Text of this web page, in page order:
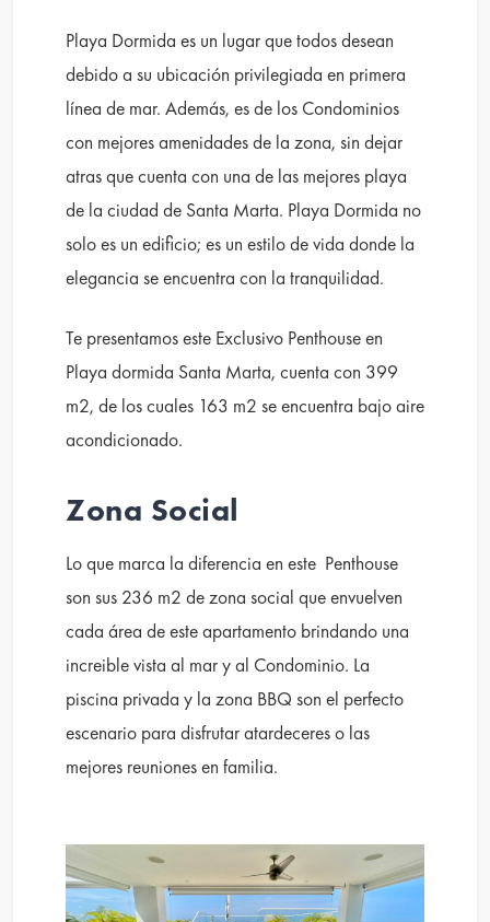
Playa Dormida es un lugar que todos desean
debido a su ubicación privilegiada en primera
línea de mar. Además, es de los Condominios
con mejores amenidades de la zona, sin dejar
atras que cuenta con una de las mejores playa
de la ciudad de Santa Marta. Playa Dormida no
solo es un edificio; es un estilo de vida donde la
elegancia se encuentra con la tranquilidad.
Te presentamos este Exclusivo Penthouse en
Playa dormida Santa Marta, cuenta con 399
m2, de los cuales 163 m2 se encuentra bajo aire
acondicionado.
Zona Social
Lo que marca la diferencia en este Penthouse
son sus 236 m2 de zona social que envuelven
cada área de este apartamento brindando una
increible vista al mar y al Condominio. La
piscina privada y la zona BBQ son el perfecto
escenario para disfrutar atardeceres o las
mejores reuniones en familia.